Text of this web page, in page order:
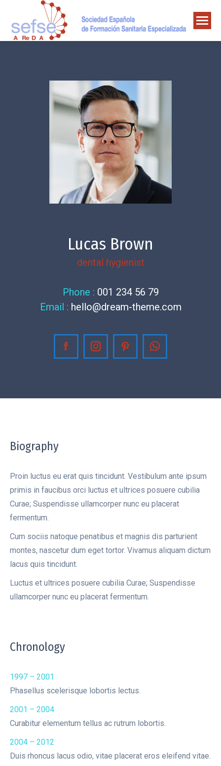
Lucas Brown
dental hygienist
Phone : 001 234 56 79
Email : hello@dream-theme.com
FacebookInstagramPinterestWhatsapp
Biography
Proin luctus eu erat quis tincidunt. Vestibulum ante ipsum
primis in faucibus orci luctus et ultrices posuere cubilia
Curae; Suspendisse ullamcorper nunc eu placerat
fermentum.
Cum sociis natoque penatibus et magnis dis parturient
montes, nascetur dum eget tortor. Vivamus aliquam dictum
lacus quis tincidunt.
Luctus et ultrices posuere cubilia Curae; Suspendisse
ullamcorper nunc eu placerat fermentum.
Chronology
1997 – 2001
Phasellus scelerisque lobortis lectus.
2001 – 2004
Curabitur elementum tellus ac rutrum lobortis.
2004 – 2012
Duis rhoncus lacus odio, vitae placerat eros eleifend vitae.